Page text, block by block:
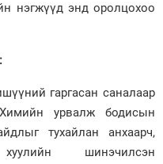
нэгжүүд энд оролцохоо
үүний гаргасан саналаар
урвалж бодисын
тухайлан анхаарч,
шинэчилсэн